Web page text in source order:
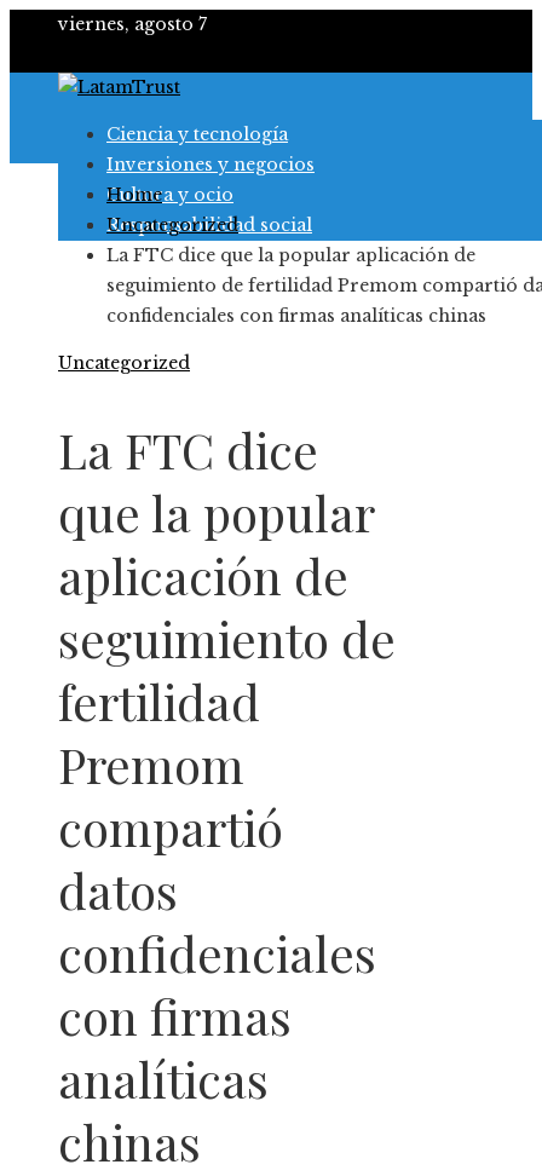
viernes, agosto 7
Ciencia y tecnología
Inversiones y negocios
Cultura y ocio
Responsabilidad social
Home
Uncategorized
La FTC dice que la popular aplicación de
seguimiento de fertilidad Premom compartió
confidenciales con firmas analíticas chinas
Uncategorized
La FTC dice
que la popular
aplicación de
seguimiento de
fertilidad
Premom
compartió
datos
confidenciales
con firmas
analíticas
chinas